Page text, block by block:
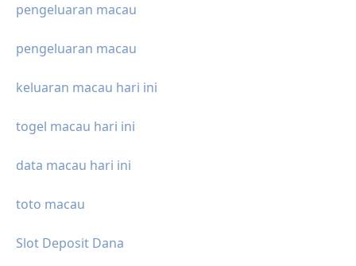
pengeluaran macau
pengeluaran macau
keluaran macau hari ini
togel macau hari ini
data macau hari ini
toto macau
Slot Deposit Dana